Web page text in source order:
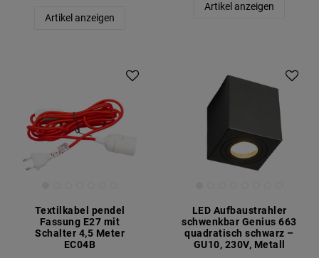
Artikel anzeigen
Artikel anzeigen
Textilkabel pendel
Fassung E27 mit
Schalter 4,5 Meter
EC04B
LED Aufbaustrahler
schwenkbar Genius 663
quadratisch schwarz –
GU10, 230V, Metall